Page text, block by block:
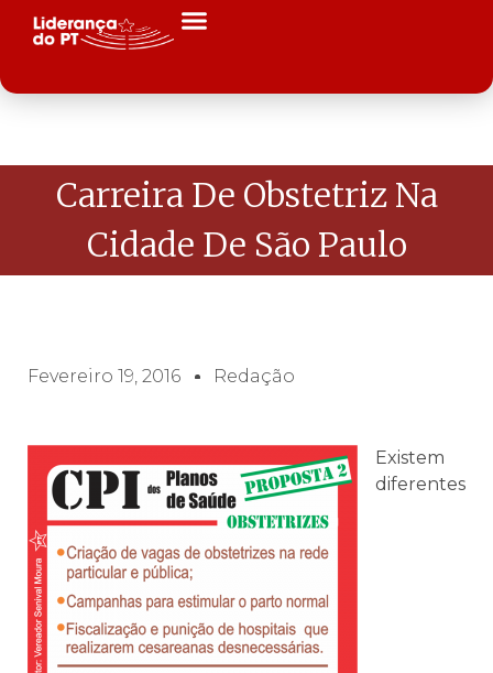
Carreira De Obstetriz Na
Cidade De São Paulo
Fevereiro 19, 2016 Redação
Existem
diferentes